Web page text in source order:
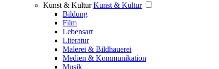
Kunst & Kultur Kunst & Kultur
Bildung
Film
Lebensart
Literatur
Malerei & Bildhauerei
Medien & Kommunikation
Musik